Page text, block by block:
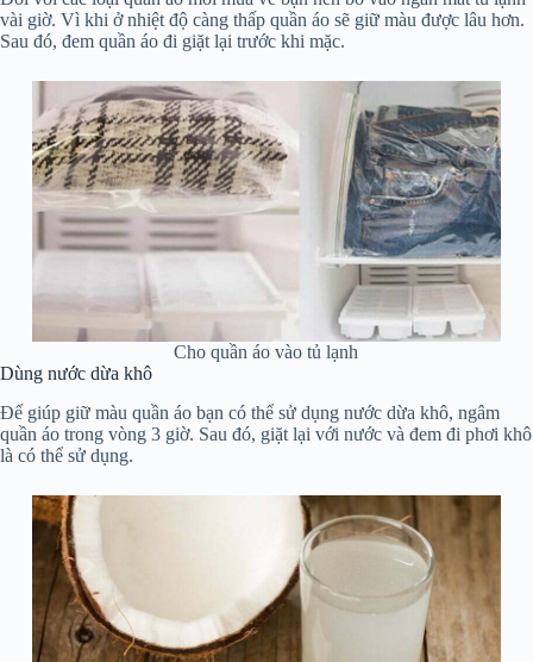
vài giờ. Vì khi ở nhiệt độ càng thấp quần áo sẽ giữ màu được lâu hơn.
Sau đó, đem quần áo đi giặt lại trước khi mặc.
Cho quần áo vào tủ lạnh
Dùng nước dừa khô
Để giúp giữ màu quần áo bạn có thể sử dụng nước dừa khô, ngâm
quần áo trong vòng 3 giờ. Sau đó, giặt lại với nước và đem đi phơi khô
là có thể sử dụng.